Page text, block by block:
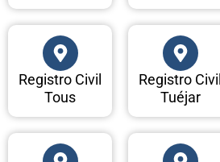
Registro Civil
Tous
Registro Civil
Tuéjar